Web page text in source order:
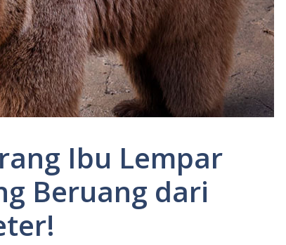
Ibu Lempar
Beruang dari